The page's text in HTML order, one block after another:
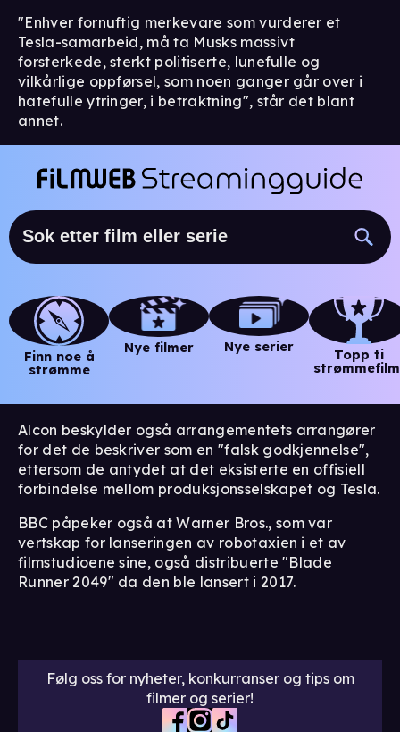
"Enhver fornuftig merkevare som vurderer et
Tesla-samarbeid, må ta Musks massivt
forsterkede, sterkt politiserte, lunefulle og
vilkårlige oppførsel, som noen ganger går over i
hatefulle ytringer, i betraktning", står det blant
annet.
Finn noe å
strømme
Nye filmer Nye serier
Topp ti
Alcon beskylder også arrangementets arrangører
for det de beskriver som en "falsk godkjennelse",
ettersom de antydet at det eksisterte en offisiell
forbindelse mellom produksjonsselskapet og Tesla.
BBC påpeker også at Warner Bros., som var
vertskap for lanseringen av robotaxien i et av
filmstudioene sine, også distribuerte "Blade
Runner 2049" da den ble lansert i 2017.
Følg oss for nyheter, konkurranser og tips om
filmer og serier!